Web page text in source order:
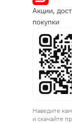
Акции,
покупки
Наведите
и скачайте